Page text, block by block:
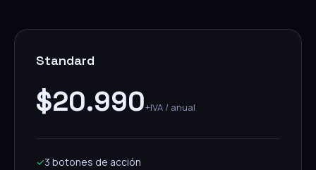
Standard
$20.990+IVA / anual
✓3 botones de acción